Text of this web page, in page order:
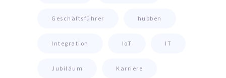
Geschäftsführer hubben
Integration IoT IT
Jubiläum Karriere